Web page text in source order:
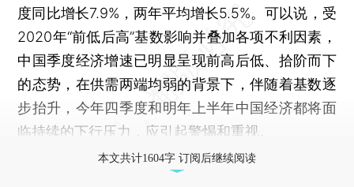
度同比增长7.9%，两年平均增长5.5%。可以说，受
2020年“前低后高”基数影响并叠加各项不利因素，
中国季度经济增速已明显呈现前高后低、拾阶而下
的态势，在供需两端均弱的背景下，伴随着基数逐
步抬升，今年四季度和明年上半年中国经济都将面
临持续的下行压力，应引起警惕和重视。
本文共计1604字 订阅后继续阅读